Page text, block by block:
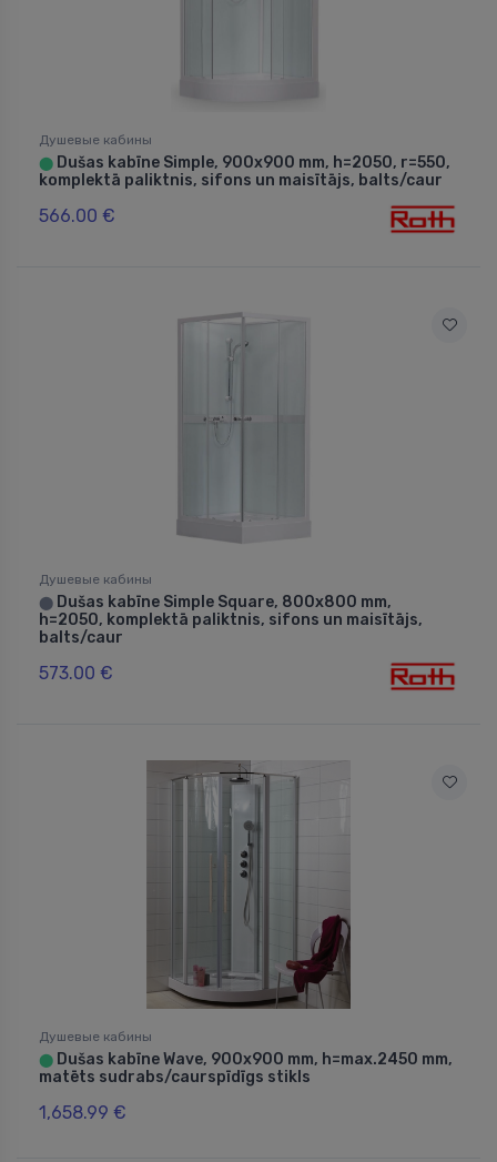
Душевые кабины
⬤ Dušas kabīne Simple, 900x900 mm, h=2050, r=550,
komplektā paliktnis, sifons un maisītājs, balts/caur
566.00 €
Душевые кабины
⬤ Dušas kabīne Simple Square, 800x800 mm,
h=2050, komplektā paliktnis, sifons un maisītājs,
balts/caur
573.00 €
Душевые кабины
⬤ Dušas kabīne Wave, 900x900 mm, h=max.2450 mm,
matēts sudrabs/caurspīdīgs stikls
1,658.99 €